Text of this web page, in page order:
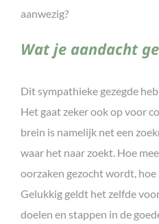
aanwezig?
Wat je aandacht
Dit sympathieke gezegde
Het gaat zeker ook op voor
brein is namelijk net een
waar het naar zoekt. Hoe
oorzaken gezocht wordt, hoe
Gelukkig geldt het zelfde
doelen en stappen in de